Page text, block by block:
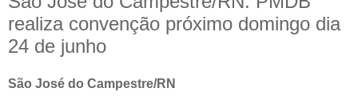
realiza convenção próximo domingo dia
24 de junho
São José do Campestre/RN